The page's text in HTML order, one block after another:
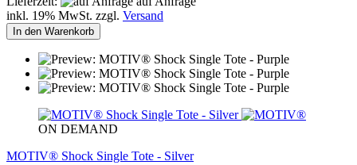
inkl. 19% MwSt. zzgl. Versand
In den Warenkorb
ON DEMAND
MOTIV® Shock Single Tote - Silver